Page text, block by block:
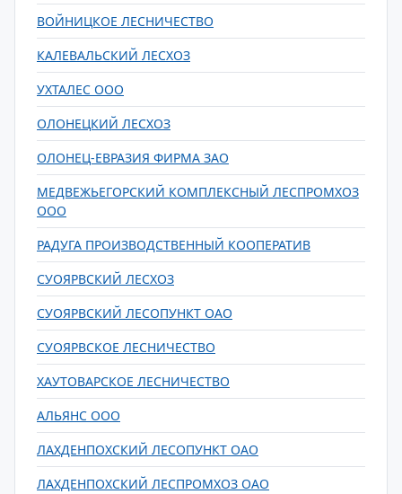
ВОЙНИЦКОЕ ЛЕСНИЧЕСТВО
КАЛЕВАЛЬСКИЙ ЛЕСХОЗ
УХТАЛЕС ООО
ОЛОНЕЦКИЙ ЛЕСХОЗ
ОЛОНЕЦ-ЕВРАЗИЯ ФИРМА ЗАО
МЕДВЕЖЬЕГОРСКИЙ КОМПЛЕКСНЫЙ ЛЕСПРОМХОЗ
ООО
РАДУГА ПРОИЗВОДСТВЕННЫЙ КООПЕРАТИВ
СУОЯРВСКИЙ ЛЕСХОЗ
СУОЯРВСКИЙ ЛЕСОПУНКТ ОАО
СУОЯРВСКОЕ ЛЕСНИЧЕСТВО
ХАУТОВАРСКОЕ ЛЕСНИЧЕСТВО
АЛЬЯНС ООО
ЛАХДЕНПОХСКИЙ ЛЕСОПУНКТ ОАО
ЛАХДЕНПОХСКИЙ ЛЕСПРОМХОЗ ОАО